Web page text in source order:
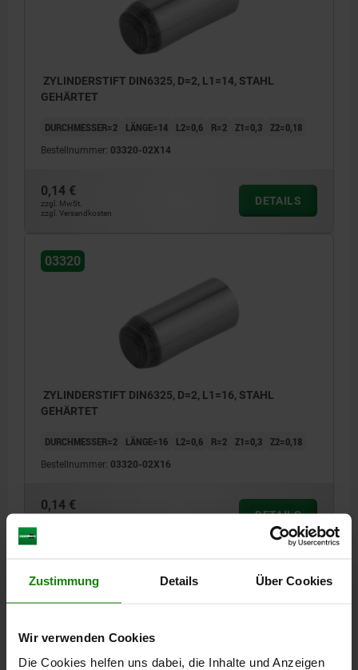
Zustimmung Details Über Cookies
Wir verwenden Cookies
Die Cookies helfen uns dabei, die Inhalte und Anzeigen
ZYLINDERSTIFT DIN6325, D=2, L1=14, STAHL
GEHÄRTET
DURCHMESSER=2 LÄNGE=14 L2=0,6 R=2 Z1=0,3 Z2=0,18
Bestellnummer: 03320-02X14
0,14 €
zzgl. MwSt.
zzgl. Versandkosten
DETAILS
03320
ZYLINDERSTIFT DIN6325, D=2, L1=16, STAHL
GEHÄRTET
DURCHMESSER=2 LÄNGE=16 L2=0,6 R=2 Z1=0,3 Z2=0,18
Bestellnummer: 03320-02X16
0,14 €
DETAILS
03320